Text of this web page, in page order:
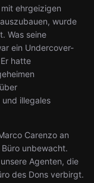
ehrgeizigen
wurde
Was seine
ein Undercover-
hatte
illegales
Carenzo an
unbewacht.
Agenten, die
des Dons verbirgt.